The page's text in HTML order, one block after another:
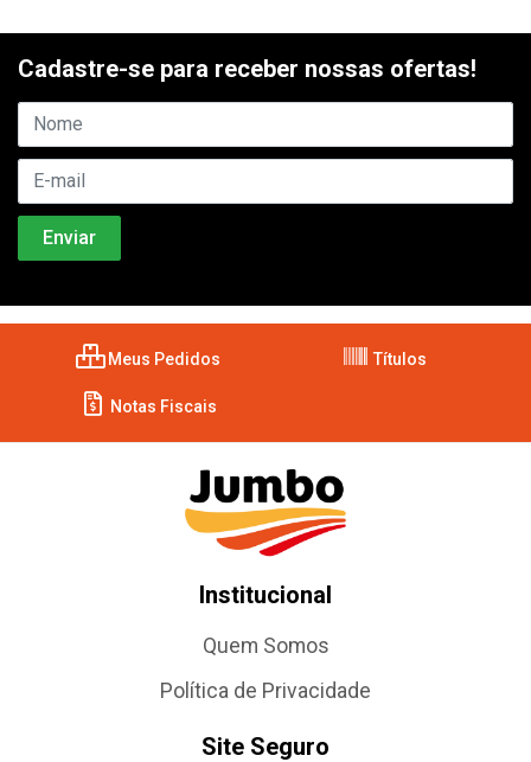
Cadastre-se para receber nossas ofertas!
Meus Pedidos Títulos
Notas Fiscais
Institucional
Quem Somos
Política de Privacidade
Site Seguro